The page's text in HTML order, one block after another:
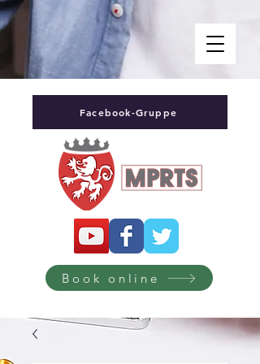
Facebook-Gruppe
Book online